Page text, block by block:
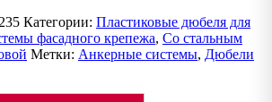
Категории: Пластиковые дюбеля для
фасадного крепежа, Со стальным
Метки: Анкерные системы, Дюбели